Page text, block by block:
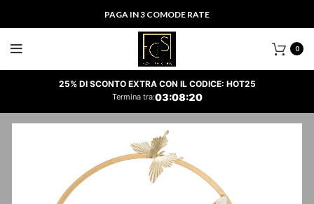
PAGA IN 3 COMODE RATE
0
25% DI SCONTO EXTRA CON IL CODICE: HOT25
Termina tra:03:08:19